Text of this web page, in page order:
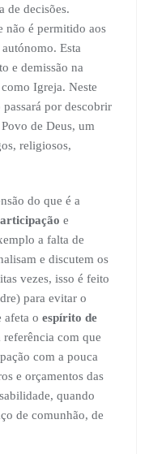
de decisões.
não é permitido aos
Esta
e demissão na
Igreja. Neste
por descobrir
de Deus, um
religiosos,
do que é a
e
a falta de
e discutem os
vezes, isso é feito
para evitar o
afeta o espírito de
com que
com a pouca
e orçamentos das
quando
de comunhão, de